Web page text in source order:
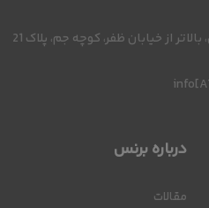
از خیابان ظفر، کوچه جم، پلاک 21
درباره برنس
مقالات